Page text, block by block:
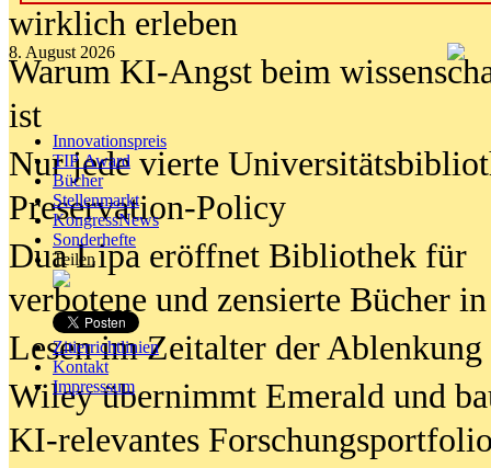
8. August 2026
Innovationspreis
TIP Award
Bücher
Stellenmarkt
KongressNews
Sonderhefte
Teilen
Zitierrichtlinien
Kontakt
Impresssum
wirklich erleben
Warum KI-Angst beim
ist
Nur jede vierte
Preservation-Policy
Dua Lipa eröffnet Bibliothek für
verbotene und zensierte Bücher
Lesen im Zeitalter der Ablenkung
Wiley übernimmt Emerald und
KI-relevantes